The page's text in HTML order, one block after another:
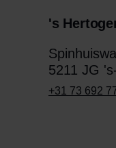
's
5211 JG
+31 73 692